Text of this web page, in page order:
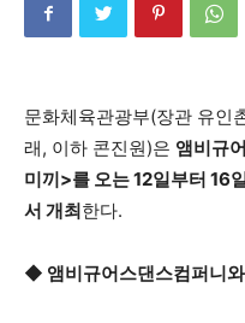
문화체육관광부(장관 유인
래, 이하 콘진원)은 앰비규
미끼>를 오는 12일부터 16
서 개최한다.
◆ 앰비규어스댄스컴퍼니